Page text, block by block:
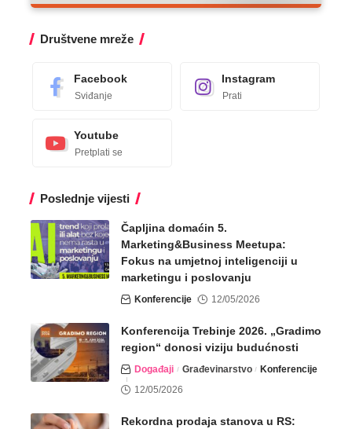
Društvene mreže
Facebook
Sviđanje
Instagram
Prati
Youtube
Pretplati se
Poslednje vijesti
Čapljina domaćin 5.
Marketing&Business Meetupa:
Fokus na umjetnoj inteligenciji u
marketingu i poslovanju
Konferencije 12/05/2026
Konferencija Trebinje 2026. „Gradimo
region“ donosi viziju budućnosti
Događaji Građevinarstvo
Konferencije
12/05/2026
Rekordna prodaja stanova u RS: